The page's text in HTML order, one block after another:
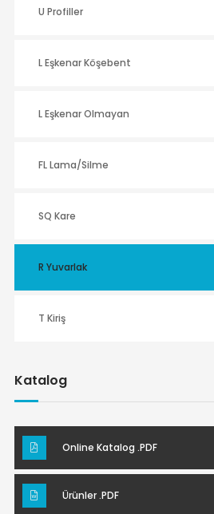
U Profiller
L Eşkenar Köşebent
L Eşkenar Olmayan
FL Lama/Silme
SQ Kare
R Yuvarlak
T Kiriş
Katalog
Online Katalog .PDF
Ürünler .PDF